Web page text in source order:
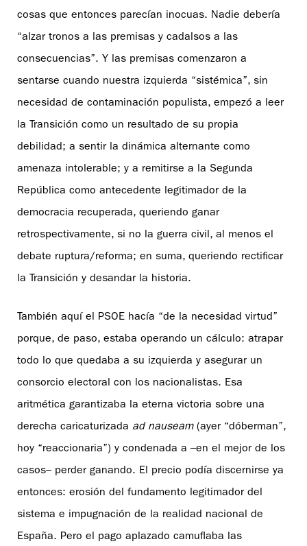
cosas que entonces parecían inocuas. Nadie debería
“alzar tronos a las premisas y cadalsos a las
consecuencias”. Y las premisas comenzaron a
sentarse cuando nuestra izquierda “sistémica”, sin
necesidad de contaminación populista, empezó a leer
la Transición como un resultado de su propia
debilidad; a sentir la dinámica alternante como
amenaza intolerable; y a remitirse a la Segunda
República como antecedente legitimador de la
democracia recuperada, queriendo ganar
retrospectivamente, si no la guerra civil, al menos el
debate ruptura/reforma; en suma, queriendo rectificar
la Transición y desandar la historia.
También aquí el PSOE hacía “de la necesidad virtud”
porque, de paso, estaba operando un cálculo: atrapar
todo lo que quedaba a su izquierda y asegurar un
consorcio electoral con los nacionalistas. Esa
aritmética garantizaba la eterna victoria sobre una
derecha caricaturizada ad nauseam(ayer “dóberman”,
hoy “reaccionaria”) y condenada a –en el mejor de los
casos– perder ganando. El precio podía discernirse ya
entonces: erosión del fundamento legitimador del
sistema e impugnación de la realidad nacional de
España. Pero el pago aplazado camuflaba las